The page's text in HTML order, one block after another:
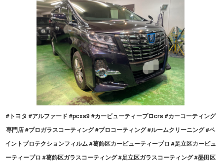
#トヨタ #アルファード #pcxs9 #カービューティープロcrs #カーコーティング
専門店 #プロガラスコーティング #プロコーティング #ルームクリーニング #ペ
イントプロテクションフィルム #葛飾区カービューティープロ #足立区カービュ
ーティープロ #葛飾区ガラスコーティング #足立区ガラスコーティング #墨田区